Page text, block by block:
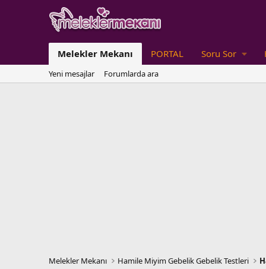
Melekler Mekanı PORTAL Soru Sor
Yeni mesajlar Forumlarda ara
Melekler Mekanı Hamile Miyim Gebelik Gebelik Testleri